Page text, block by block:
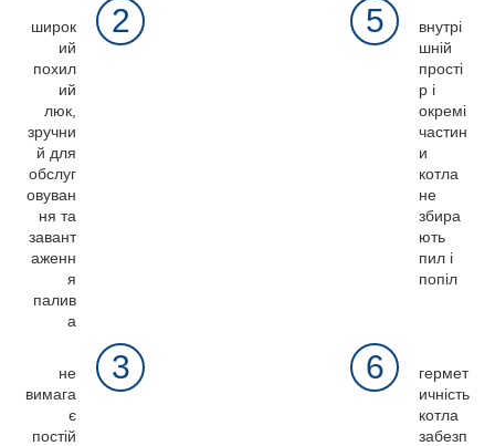
широк
ий
похил
ий
люк,
зручни
й для
обслуг
овуван
ня та
завант
аженн
я
палив
а
2 5
внутрі
шній
прості
р і
окремі
частин
и
котла
не
збира
ють
пил і
попіл
не
вимага
є
постій
3 6
гермет
ичність
котла
забезп